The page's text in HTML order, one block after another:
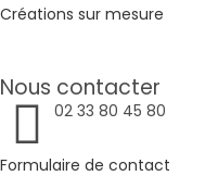
Créations sur mesure
Nous contacter
02 33 80 45 80
Formulaire de contact